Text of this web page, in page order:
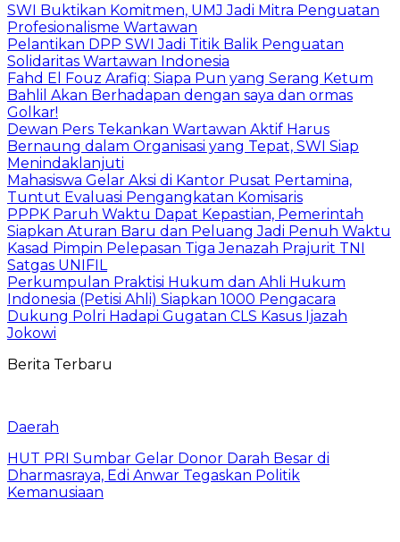
SWI Buktikan Komitmen, UMJ Jadi Mitra Penguatan
Profesionalisme Wartawan
Pelantikan DPP SWI Jadi Titik Balik Penguatan
Solidaritas Wartawan Indonesia
Fahd El Fouz Arafiq: Siapa Pun yang Serang Ketum
Bahlil Akan Berhadapan dengan saya dan ormas
Golkar!
Dewan Pers Tekankan Wartawan Aktif Harus
Bernaung dalam Organisasi yang Tepat, SWI Siap
Menindaklanjuti
Mahasiswa Gelar Aksi di Kantor Pusat Pertamina,
Tuntut Evaluasi Pengangkatan Komisaris
PPPK Paruh Waktu Dapat Kepastian, Pemerintah
Siapkan Aturan Baru dan Peluang Jadi Penuh Waktu
Kasad Pimpin Pelepasan Tiga Jenazah Prajurit TNI
Satgas UNIFIL
Perkumpulan Praktisi Hukum dan Ahli Hukum
Indonesia (Petisi Ahli) Siapkan 1000 Pengacara
Dukung Polri Hadapi Gugatan CLS Kasus Ijazah
Jokowi
Berita Terbaru
Daerah
HUT PRI Sumbar Gelar Donor Darah Besar di
Dharmasraya, Edi Anwar Tegaskan Politik
Kemanusiaan